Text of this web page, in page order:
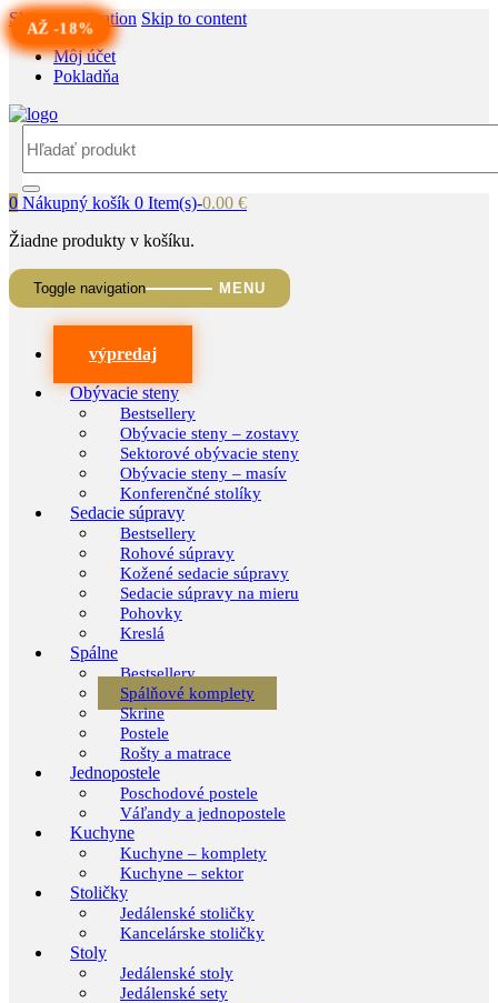
Skip to navigation Skip to content
Môj účet
Pokladňa
for:
0 Nákupný košík 0 Item(s)-0.00 €
Žiadne produkty v košíku.
Toggle navigation
výpredaj
Obývacie steny
Bestsellery
Obývacie steny – zostavy
Sektorové obývacie steny
Obývacie steny – masív
Konferenčné stolíky
Sedacie súpravy
Bestsellery
Rohové súpravy
Kožené sedacie súpravy
Sedacie súpravy na mieru
Pohovky
Kreslá
Spálne
Bestsellery
Spálňové komplety
Skrine
Postele
Rošty a matrace
Jednopostele
Poschodové postele
Váľandy a jednopostele
Kuchyne
Kuchyne – komplety
Kuchyne – sektor
Stoličky
Jedálenské stoličky
Kancelárske stoličky
Stoly
Jedálenské stoly
Jedálenské sety
AŽ -11%
AŽ -14%
AŽ -18%
AŽ -11%
AŽ -14%
AŽ -18%